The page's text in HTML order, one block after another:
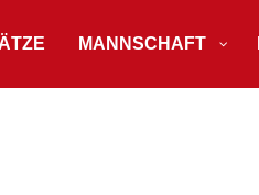
MANNSCHAFT